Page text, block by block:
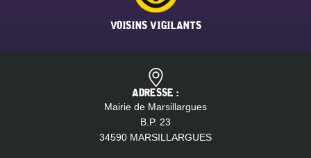
VOISINS VIGILANTS
ADRESSE :
Mairie de Marsillargues
B.P. 23
34590 MARSILLARGUES